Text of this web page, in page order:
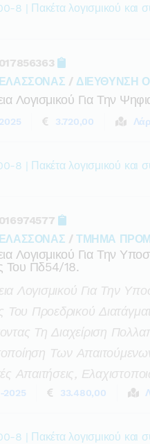
8 | Πακέτα λογισμικού και
/ ΔΙΕΥΘΥΝΣΗ
Λογισμικού Για Την
3.720,00
8 | Πακέτα λογισμικού και
/ΤΜΗΜΑ
Λογισμικού Για Την
Του Πδ54/18.
Λογισμικού Για Την
Του Προεδρικού
Τη Διαχείριση
Των
Απαιτήσεις,
2025 33.480,00
8 | Πακέτα λογισμικού και